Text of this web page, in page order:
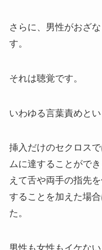
さらに、男性がおざ
す。
それは聴覚です。
いわゆる言葉責めとい
挿入だけのセクロス
ムに達することがで
えて舌や両手の指先
することを加えた場
た。